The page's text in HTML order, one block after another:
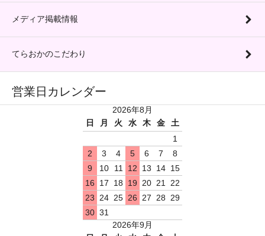
メディア掲載情報
てらおかのこだわり
営業日カレンダー
2026年8月
日
月 火 水 木 金
土
1
2
3 4 5 6 7
8
9
10 11 12 13 14 15
16
17 18 19 20 21
22
23
24 25 26 27 28
29
30 31
2026年9月